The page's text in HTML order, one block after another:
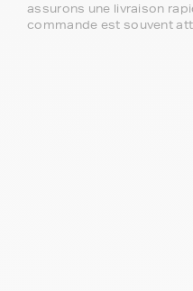
assurons une livraison
commande est souvent